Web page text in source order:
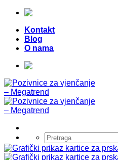
Skip
contentKontakt
Blog
O nama
Pretraži: